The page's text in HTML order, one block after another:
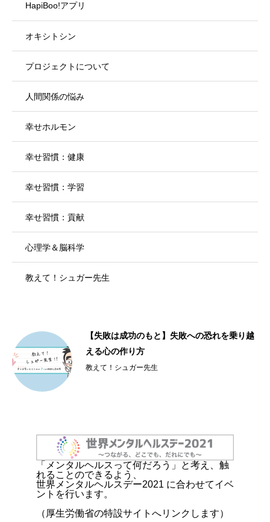
HapiBoo!アプリ
オキシトシン
プロジェクトについて
人間関係の悩み
幸せホルモン
幸せ習慣：健康
幸せ習慣：学習
幸せ習慣：貢献
心理学＆脳科学
教えて！シュガー先生
【失敗は成功のもと】失敗への恐れを乗り越
える心の作り方
教えて！シュガー先生
「メンタルヘルスって何だろう」と考え、触
れることのできるよう、
世界メンタルヘルスデー2021 に合わせてイベ
ントを行います。
（厚生労働省の特設サイトへリンクします）